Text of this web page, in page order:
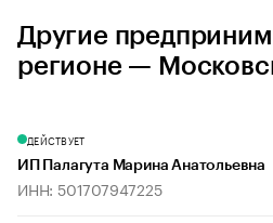
Другие
регионе —
ДЕЙСТВУЕТ
ИП Палагута Марина Анатольевна
ИНН: 501707947225